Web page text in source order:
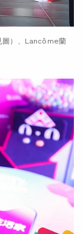
圖）、Lancôme蘭